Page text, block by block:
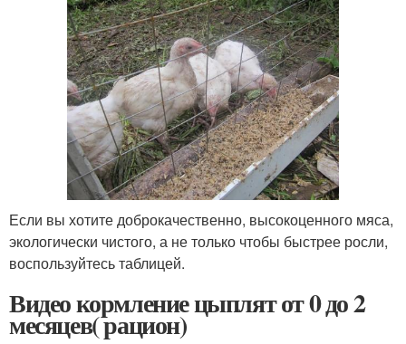
Если вы хотите доброкачественно, высокоценного мяса,
экологически чистого, а не только чтобы быстрее росли,
воспользуйтесь таблицей.
Видео кормление цыплят от 0 до 2
месяцев( рацион)